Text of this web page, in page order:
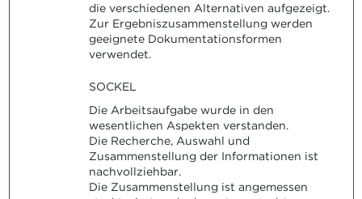
die verschiedenen Alternativen aufgezeigt.
Zur Ergebniszusammenstellung werden
geeignete Dokumentationsformen
verwendet.
SOCKEL
Die Arbeitsaufgabe wurde in den
wesentlichen Aspekten verstanden.
Die Recherche, Auswahl und
Zusammenstellung der Informationen ist
nachvollziehbar.
Die Zusammenstellung ist angemessen